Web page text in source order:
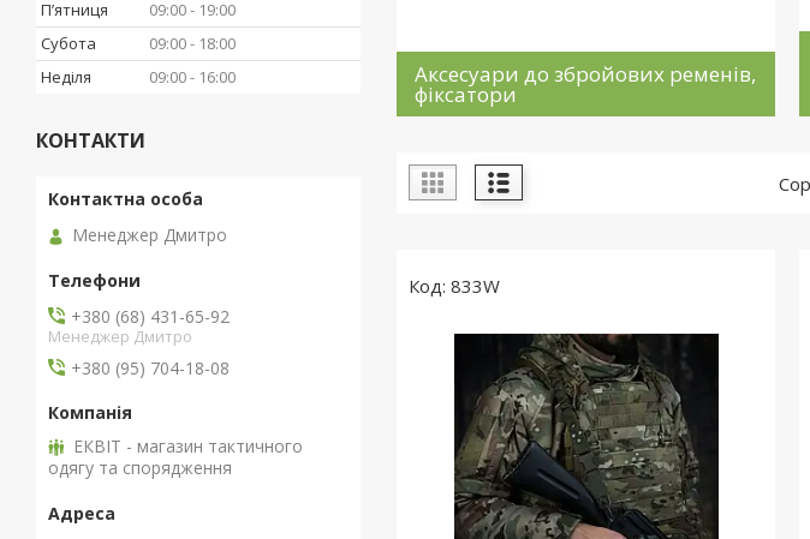
Аксесуари до збройових ременів,
фіксатори
833W
Пʼятниця 09:00
19:00
Субота
09:00
18:00
Неділя
09:00 16:00
КОНТАКТИ
Менеджер Дмитро
+380 (68) 431-65-92
Менеджер Дмитро
+380 (95) 704-18-08
ЕКВІТ - магазин тактичного
одягу та спорядження